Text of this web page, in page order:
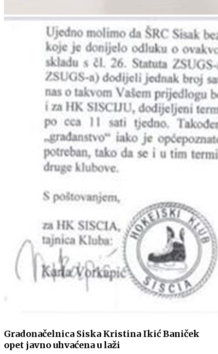
Gradonačelnica Siska Kristina Ikić Baniček
opet javno uhvaćena u laži